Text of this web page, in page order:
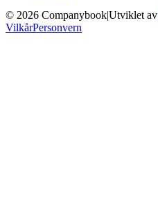
© 2026 Companybook|Utviklet av
VilkårPersonvern